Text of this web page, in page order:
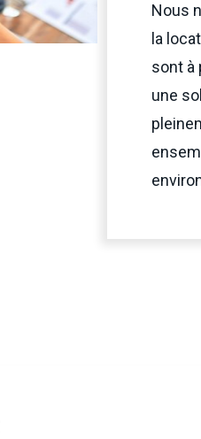
Nous
la
sont à
une